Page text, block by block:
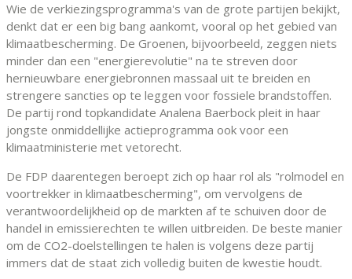
Wie de verkiezingsprogramma's van de grote partijen bekijkt,
denkt dat er een big bang aankomt, vooral op het gebied van
klimaatbescherming. De Groenen, bijvoorbeeld, zeggen niets
minder dan een "energierevolutie" na te streven door
hernieuwbare energiebronnen massaal uit te breiden en
strengere sancties op te leggen voor fossiele brandstoffen.
De partij rond topkandidate Analena Baerbock pleit in haar
jongste onmiddellijke actieprogramma ook voor een
klimaatministerie met vetorecht.
De FDP daarentegen beroept zich op haar rol als "rolmodel en
voortrekker in klimaatbescherming", om vervolgens de
verantwoordelijkheid op de markten af te schuiven door de
handel in emissierechten te willen uitbreiden. De beste manier
om de CO2-doelstellingen te halen is volgens deze partij
immers dat de staat zich volledig buiten de kwestie houdt.